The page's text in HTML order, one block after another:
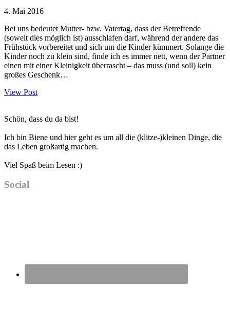
4. Mai 2016
Bei uns bedeutet Mutter- bzw. Vatertag, dass der Betreffende
(soweit dies möglich ist) ausschlafen darf, während der andere das
Frühstück vorbereitet und sich um die Kinder kümmert. Solange die
Kinder noch zu klein sind, finde ich es immer nett, wenn der Partner
einen mit einer Kleinigkeit überrascht – das muss (und soll) kein
großes Geschenk…
View Post
Sidebar
Schön, dass du da bist!
Ich bin Biene und hier geht es um all die (klitze-)kleinen Dinge, die
das Leben großartig machen.
Viel Spaß beim Lesen :)
Social